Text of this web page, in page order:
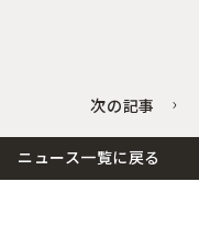
次の記事
ニュース一覧に戻る